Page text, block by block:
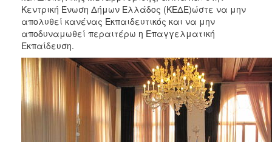
Κεντρική Ένωση Δήμων Ελλάδος (ΚΕΔΕ)ώστε να μην
απολυθεί κανένας Εκπαιδευτικός και να μην
αποδυναμωθεί περαιτέρω η Επαγγελματική
Εκπαίδευση.